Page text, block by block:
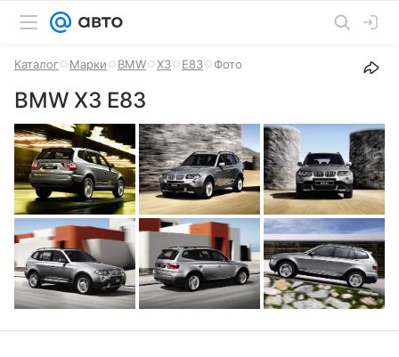
Каталог Марки BMW X3 E83 Фото
BMW X3 E83